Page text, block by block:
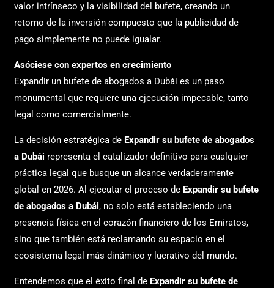
valor intrínseco y la visibilidad del bufete, creando un
retorno de la inversión compuesto que la publicidad de
pago simplemente no puede igualar.
Asóciese con expertos en crecimiento
Expandir un bufete de abogados a Dubái es un paso
monumental que requiere una ejecución impecable, tanto
legal como comercialmente.
La decisión estratégica de Expandir su bufete de abogados
a Dubái representa el catalizador definitivo para cualquier
práctica legal que busque un alcance verdaderamente
global en 2026. Al ejecutar el proceso de Expandir su bufete
de abogados a Dubái, no solo está estableciendo una
presencia física en el corazón financiero de los Emiratos,
sino que también está reclamando su espacio en el
ecosistema legal más dinámico y lucrativo del mundo.
Entendemos que el éxito final de Expandir su bufete de